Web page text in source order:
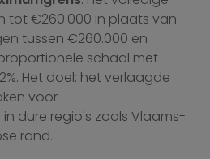
tot €260.000 in plaats van
tussen €260.000 en
schaal met
Het doel: het verlaagde
voor
dure regio's zoals Vlaams-
rand.